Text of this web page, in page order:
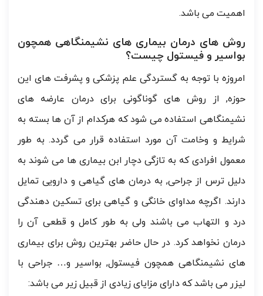
اهمیت می باشد.
روش های درمان بیماری های نشیمنگاهی همچون
بواسیر و فیستول چیست؟
امروزه با توجه به گستردگی علم پزشکی و پشرفت های این
حوزه, از روش های گوناگونی برای درمان عارضه های
نشیمنگاهی استفاده می شود که هرکدام از آن ها بسته به
شرایط و وخامت آن مورد استفاده قرار می گردد. به طور
معمول افرادی که به تازگی دچار ابن بیماری ها می شوند به
دلیل ترس از جراحی, به درمان های گیاهی و دارویی تمایل
دارند. اگرچه مداوای خانگی و گیاهی برای تسکین دهندگی
درد و التهاب می باشند ولی به طور کامل و قطعی آن را
درمان نخواهد کرد. در حال حاضر بهترین روش برای بیماری
های نشیمنگاهی همچون فیستول, بواسیر و… جراحی با
لیزر می باشد که دارای مزایای زیادی از قبیل زیر می باشد: